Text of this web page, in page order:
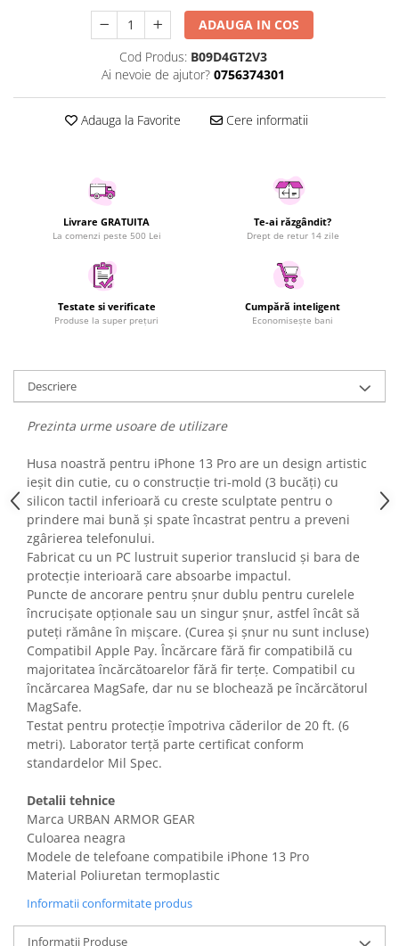
Accesorii tablete
Laptopuri si Accesorii
Telefoane Mobile & accesorii
Wearable & Gadgeturi
Electrocasnice & Climatizare
Accesorii si piese masini spalat
Aparate Frigorifice
Aparate Racire Aer
Climatizare & sisteme de incalzire
Electrocasnice pentru Bucatarie
Fiare de calcat si masini de cusut
Purificatoare de aer
Fashion
Bijuterii
Ceasuri dama
Cutii, curele si accesorii ceasuri
Genti si accesorii barbati
Genti si accesorii femei
Imbracaminte barbati
Imbracaminte femei
Imbracaminte si Incaltaminte copii
Incaltaminte barbati
Incaltaminte femei
Ochelari de soare
Ochelari de vedere
Gaming, Carti & Birotica
Birotica & Papetarie
Console, Jocuri & Accesorii
Ingrijire personala & Cosmetice
Accesorii aparate de ras electrice
Accesorii aparate hair styling
Aparate & Accesorii ingrijire
Aparate cosmetice
Articole Sanatate si Wellness
ADAUGA IN COS
Cod Produs: B09D4GT2V3
Ai nevoie de ajutor? 0756374301
Adauga la Favorite Cere informatii
Livrare GRATUITA
La comenzi peste 500 Lei
Te-ai răzgândit?
Drept de retur 14 zile
Testate si verificate
Produse la super prețuri
Cumpără inteligent
Economisește bani
Descriere
Prezinta urme usoare de utilizare
Husa noastră pentru iPhone 13 Pro are un design artistic
ieșit din cutie, cu o construcție tri-mold (3 bucăți) cu
silicon tactil inferioară cu creste sculptate pentru o
prindere mai bună și spate încastrat pentru a preveni
zgârierea telefonului.
Fabricat cu un PC lustruit superior translucid și bara de
protecție interioară care absoarbe impactul.
Puncte de ancorare pentru șnur dublu pentru curelele
încrucișate opționale sau un singur șnur, astfel încât să
puteți rămâne în mișcare. (Curea și șnur nu sunt incluse)
Compatibil Apple Pay. Încărcare fără fir compatibilă cu
majoritatea încărcătoarelor fără fir terțe. Compatibil cu
încărcarea MagSafe, dar nu se blochează pe încărcătorul
MagSafe.
Testat pentru protecție împotriva căderilor de 20 ft. (6
metri). Laborator terță parte certificat conform
standardelor Mil Spec.
Detalii tehnice
Marca URBAN ARMOR GEAR
Culoarea neagra
Modele de telefoane compatibile iPhone 13 Pro
Material Poliuretan termoplastic
Informatii conformitate produs
Informatii Produse